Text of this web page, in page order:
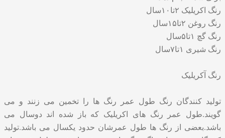
رنگ اکریلیک ۲تا۱۰سال
رنگ روغن ۲تا۱۵سال
رنگ گچ ۱تا۵سال
رنگ شیری ۱تا۷سال
رنگ آکریلیک
تولید کنندگان رنگ طول عمر رنگ ها را تخمین می زنند و می
گویند.طول عمر رنگ های اکریلیک که باز شده اند دوسال می
باشد.بعضی از رنگ ها طول عمرشان حدود یکسال می باشد.تولید